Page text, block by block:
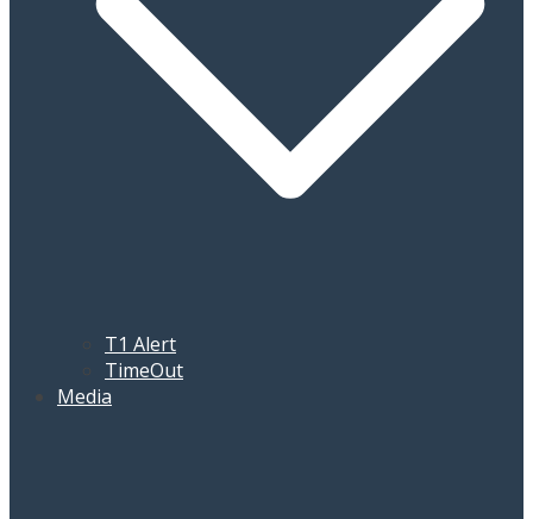
T1 Alert
TimeOut
Media